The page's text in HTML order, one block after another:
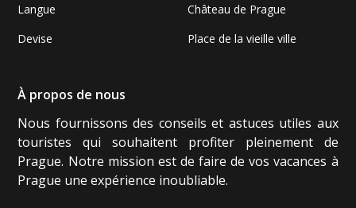
Langue
Devise
Château de Prague
Place de la vieille ville
À propos de nous
Nous fournissons des conseils et astuces utiles aux
touristes qui souhaitent profiter pleinement de
Prague. Notre mission est de faire de vos vacances à
Prague une expérience inoubliable.